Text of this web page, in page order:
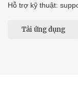
Hỗ trợ kỹ thuật:
Tải ứng dụng